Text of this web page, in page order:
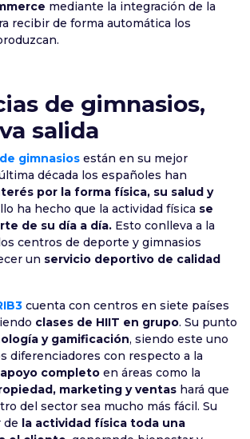
mediante la integración de la
recibir de forma automática los
de gimnasios,
salida
gimnasios están en su mejor
década los españoles han
por la forma física, su salud y
ha hecho que la actividad física se
de su día a día. Esto conlleva a la
centros de deporte y gimnasios
un servicio deportivo de calidad
cuenta con centros en siete países
clases de HIIT en grupo. Su punto
y gamificación, siendo este uno
diferenciadores con respecto a la
apoyo completo en áreas como la
marketing y ventas hará que
del sector sea mucho más fácil. Su
de la actividad física toda una